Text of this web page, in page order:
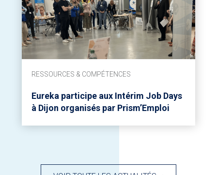
RESSOURCES & COMPÉTENCES
Eureka participe aux Intérim Job Days
à Dijon organisés par Prism’Emploi